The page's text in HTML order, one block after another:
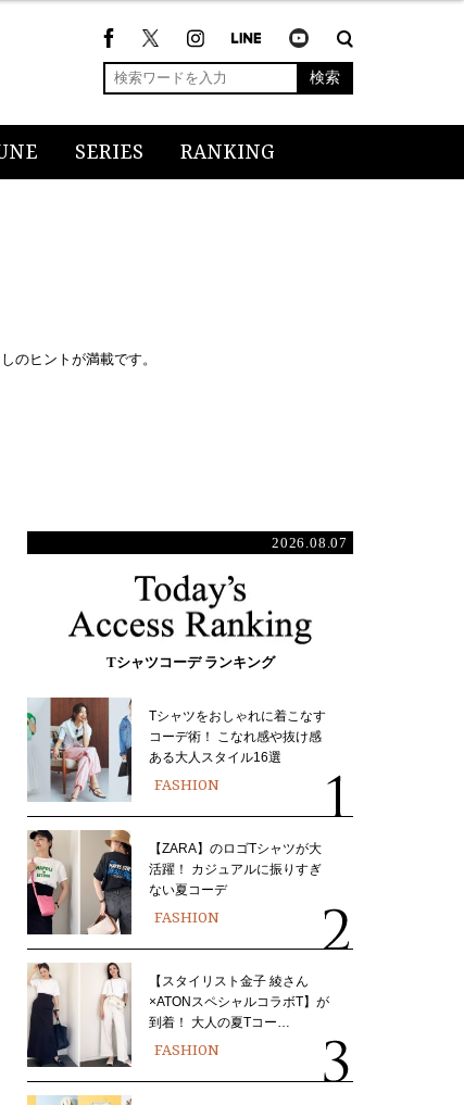
検索
SERIES RANKING
のヒントが満載です。
2026.08.07
Tシャツコーデ ランキング
Tシャツをおしゃれに着こなす
コーデ術！ こなれ感や抜け感
ある大人スタイル16選
FASHION
【ZARA】のロゴTシャツが大
活躍！ カジュアルに振りすぎ
ない夏コーデ
FASHION
【スタイリスト金子 綾さん
×ATONスペシャルコラボT】が
到着！ 大人の夏Tコー…
FASHION